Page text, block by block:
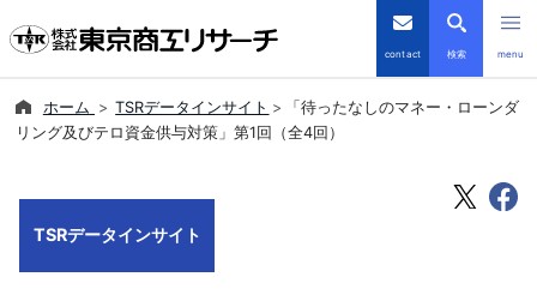
contact 検索 menu
倒産・注目企業情報
ホーム TSRデータインサイト
「待ったなしのマネー・ローンダ
リング及びテロ資金供与対策」第1回（全4回）
TSRデータインサイト